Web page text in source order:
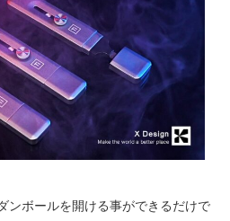
ンボールを開ける事ができるだけで